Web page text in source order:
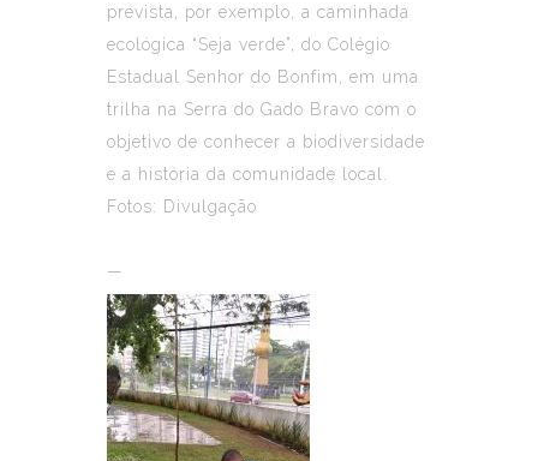
prevista, por exemplo, a caminhada
ecológica “Seja verde”, do Colégio
Estadual Senhor do Bonfim, em uma
trilha na Serra do Gado Bravo com o
objetivo de conhecer a biodiversidade
e a história da comunidade local.
Fotos: Divulgação
—